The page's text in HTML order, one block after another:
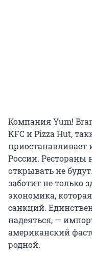
Компания Yum!
KFC и Pizza Hut,
приостанавливает
России. Рестораны
открывать не
заботит не только
экономика,
санкций.
надеяться, —
американский
родной.